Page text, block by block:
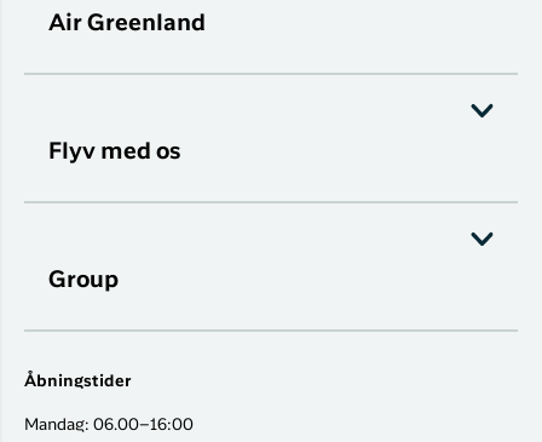
Air Greenland
Flyv med os
Group
Åbningstider
Mandag: 06.00–16:00